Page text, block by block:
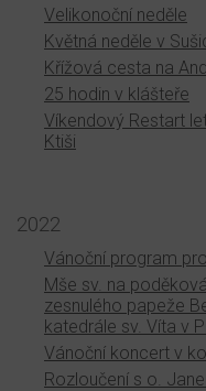
Velikonoční neděle
Květná neděle v
Křížová cesta na
25 hodin v klášteře
Víkendový Restart
Ktiši
2022
Vánoční program
Mše sv. na
zesnulého papeže
katedrále sv. Víta v
Vánoční koncert v
Rozloučení s o.